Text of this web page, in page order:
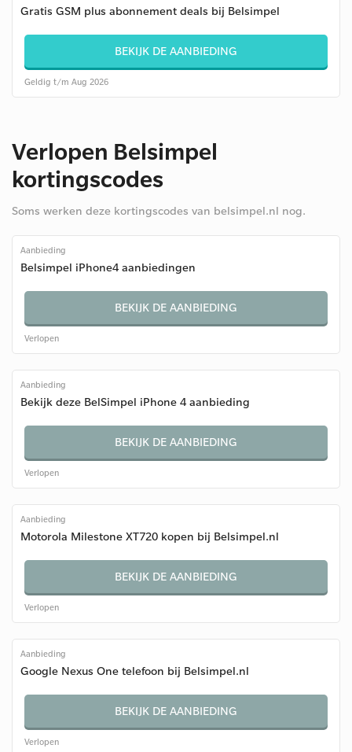
Gratis GSM plus abonnement deals bij Belsimpel
BEKIJK DE AANBIEDING
Geldig t/m Aug 2026
Verlopen Belsimpel
kortingscodes
Soms werken deze kortingscodes van belsimpel.nl nog.
Aanbieding
Belsimpel iPhone4 aanbiedingen
BEKIJK DE AANBIEDING
Verlopen
Aanbieding
Bekijk deze BelSimpel iPhone 4 aanbieding
BEKIJK DE AANBIEDING
Verlopen
Aanbieding
Motorola Milestone XT720 kopen bij Belsimpel.nl
BEKIJK DE AANBIEDING
Verlopen
Aanbieding
Google Nexus One telefoon bij Belsimpel.nl
BEKIJK DE AANBIEDING
Verlopen